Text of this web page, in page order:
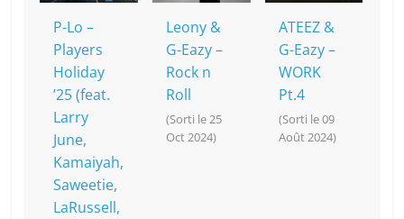
P-Lo –
Players
Holiday
’25 (feat.
Larry
June,
Kamaiyah,
Saweetie,
LaRussell,
Leony &
G-Eazy –
Rock n
Roll
(Sorti le 25
Oct 2024)
ATEEZ &
G-Eazy –
WORK
Pt.4
(Sorti le 09
Août 2024)